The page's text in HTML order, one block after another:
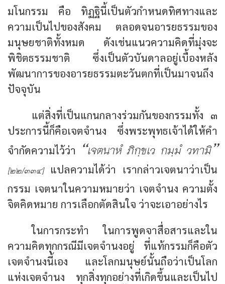
มโนกรรม คือ ทิฏฐินี้เป็นตัวกำหนดทิศทางและ
ความเป็นไปของสังคม ตลอดจนอารยธรรมของ
มนุษยชาติทั้งหมด ดังเช่นแนวความคิดที่มุ่งจะ
พิชิตธรรมชาติ ซึ่งเป็นตัวบันดาลอยู่เบื้องหลัง
พัฒนาการของอารยธรรมตะวันตกที่เป็นมาจนถึง
ปัจจุบัน
แต่สิ่งที่เป็นแกนกลางร่วมกันของกรรมทั้ง ๓
ประการนี้ก็คือเจตจำนง ซึ่งพระพุทธเจ้าได้ให้คำ
จำกัดความไว้ว่า “เจตนาหํ ภิกฺขเว กมฺมํ วทามิ”
[๒๒/๓๓๔]แปลความได้ว่า เรากล่าวเจตนาว่าเป็น
กรรม เจตนาในความหมายว่า เจตจำนง ความตั้ง
จิตคิดหมาย การเลือกตัดสินใจ ว่าจะเอาอย่างไร
ในการกระทำ ในการพูดจาสื่อสารและใน
ความคิดทุกกรณีมีเจตจำนงอยู่ ที่แท้กรรมก็คือตัว
เจตจำนงนี้เอง และโลกมนุษย์นั้นถือว่าเป็นโลก
แห่งเจตจำนง ทุกสิ่งทุกอย่างที่เกิดขึ้นและเป็นไป